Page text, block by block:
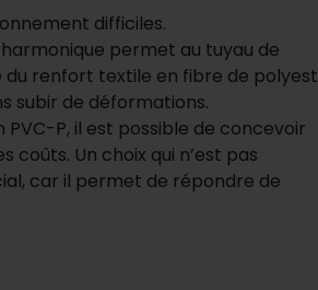
difficiles.
permet au tuyau de
du renfort textile en fibre de
subir de déformations.
P, il est possible de concevoir
Un choix qui n’est pas
car il permet de répondre de